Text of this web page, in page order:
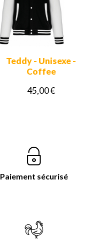
Teddy - Unisexe -
Coffee
45,00 €
Paiement sécurisé